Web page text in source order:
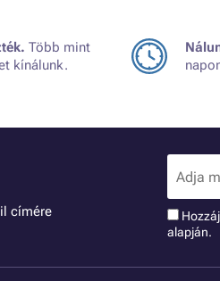
Több mint
kínálunk.
címére
alapján.